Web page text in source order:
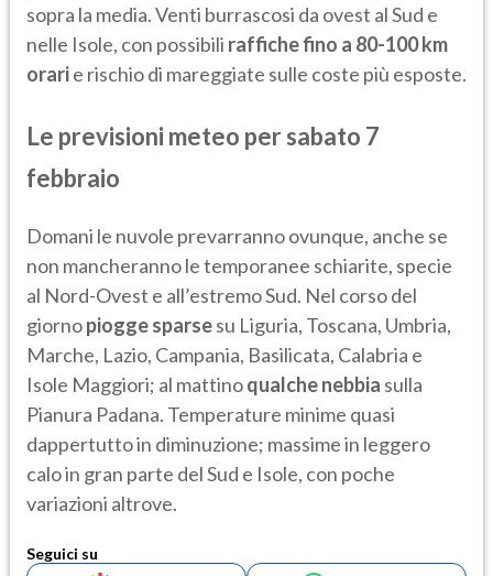
sopra la media. Venti burrascosi da ovest al Sud e
nelle Isole, con possibili raffiche fino a 80-100 km
orarie rischio di mareggiate sulle coste più esposte.
Le previsioni meteo per sabato 7
febbraio
Domani le nuvole prevarranno ovunque, anche se
non mancheranno le temporanee schiarite, specie
al Nord-Ovest e all’estremo Sud. Nel corso del
giornopiogge sparsesu Liguria, Toscana, Umbria,
Marche, Lazio, Campania, Basilicata, Calabria e
Isole Maggiori; al mattinoqualche nebbia sulla
Pianura Padana. Temperature minime quasi
dappertutto in diminuzione; massime in leggero
calo in gran parte del Sud e Isole, con poche
variazioni altrove.
Seguici su